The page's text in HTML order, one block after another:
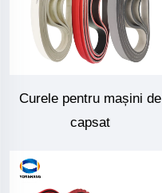
Curele pentru mașini de
capsat